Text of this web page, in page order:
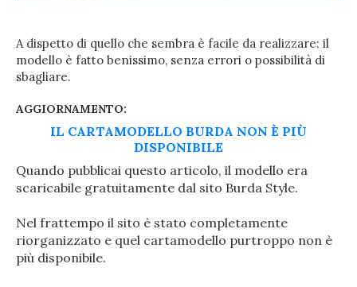
A dispetto di quello che sembra è facile da realizzare: il
modello è fatto benissimo, senza errori o possibilità di
sbagliare.
AGGIORNAMENTO:
IL CARTAMODELLO BURDA NON È PIÙ
DISPONIBILE
Quando pubblicai questo articolo, il modello era
scaricabile gratuitamente dal sito Burda Style.
Nel frattempo il sito è stato completamente
riorganizzato e quel cartamodello purtroppo non è
più disponibile.